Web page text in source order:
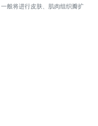
般将进行皮肤、肌肉组织瓣扩